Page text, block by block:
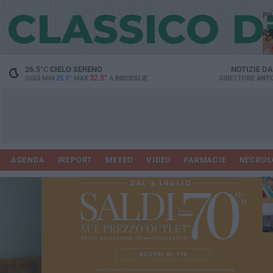
26.5°CCIELO SERENO
OGGI MIN 25.5° MAX 32.5° A BISCEGLIE
NOTIZIE
DIRETTORE
AGENDA IREPORT METEO VIDEO FARMACIE